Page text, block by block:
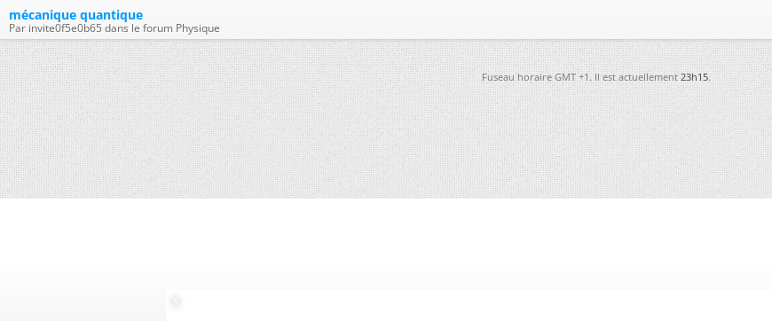
mécanique quantique
Par invite0f5e0b65 dans le forum Physique
Fuseau horaire GMT +1. Il est actuellement23h15.